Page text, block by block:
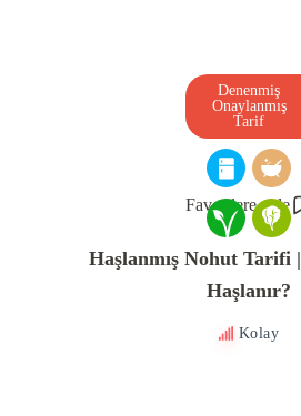
Favorilere ekle
Denenmiş
Onaylanmış
Tarif
Haşlanmış Nohut Tarifi
Haşlanır?
Kolay